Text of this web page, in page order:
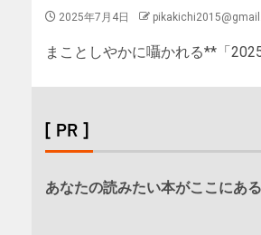
2025年7月4日
まことしやかに囁かれる**「
[ PR ]
あなたの読みたい本がここにある